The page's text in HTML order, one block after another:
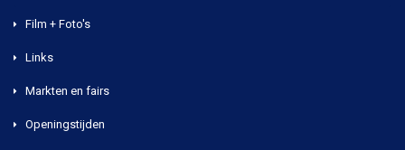
Film + Foto's
Links
Markten en fairs
Openingstijden